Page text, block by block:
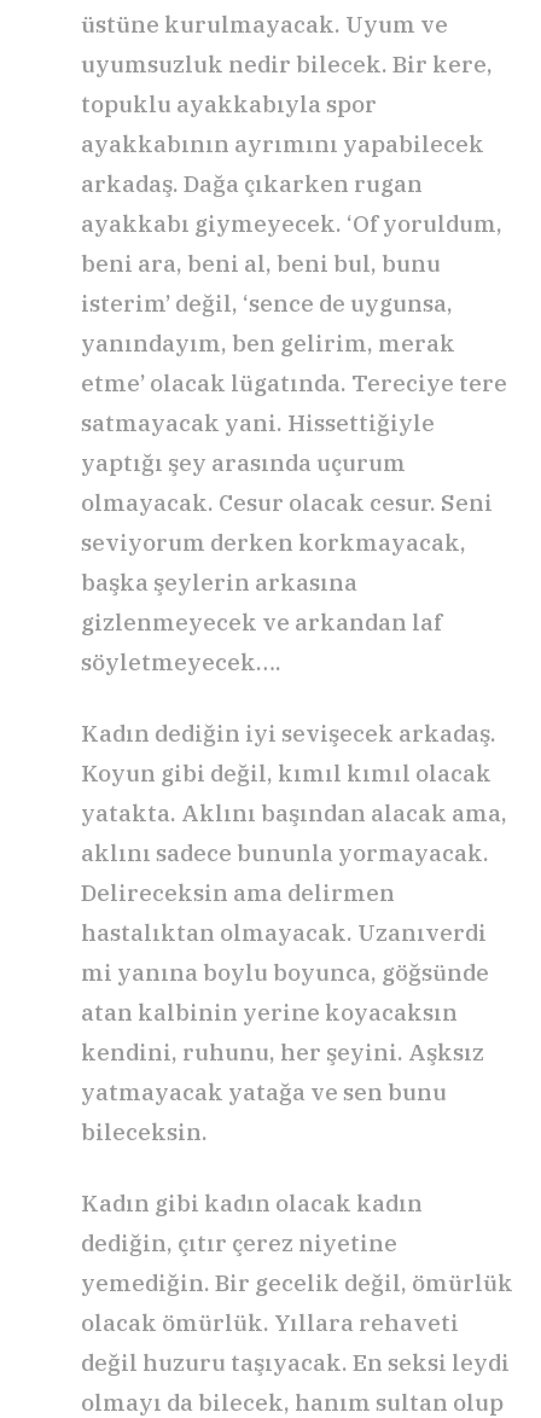
üstüne kurulmayacak. Uyum ve
uyumsuzluk nedir bilecek. Bir kere,
topuklu ayakkabıyla spor
ayakkabının ayrımını yapabilecek
arkadaş. Dağa çıkarken rugan
ayakkabı giymeyecek. ‘Of yoruldum,
beni ara, beni al, beni bul, bunu
isterim’ değil, ‘sence de uygunsa,
yanındayım, ben gelirim, merak
etme’ olacak lügatında. Tereciye tere
satmayacak yani. Hissettiğiyle
yaptığı şey arasında uçurum
olmayacak. Cesur olacak cesur. Seni
seviyorum derken korkmayacak,
başka şeylerin arkasına
gizlenmeyecek ve arkandan laf
söyletmeyecek….
Kadın dediğin iyi sevişecek arkadaş.
Koyun gibi değil, kımıl kımıl olacak
yatakta. Aklını başından alacak ama,
aklını sadece bununla yormayacak.
Delireceksin ama delirmen
hastalıktan olmayacak. Uzanıverdi
mi yanına boylu boyunca, göğsünde
atan kalbinin yerine koyacaksın
kendini, ruhunu, her şeyini. Aşksız
yatmayacak yatağa ve sen bunu
bileceksin.
Kadın gibi kadın olacak kadın
dediğin, çıtır çerez niyetine
yemediğin. Bir gecelik değil, ömürlük
olacak ömürlük. Yıllara rehaveti
değil huzuru taşıyacak. En seksi leydi
olmayı da bilecek, hanım sultan olup